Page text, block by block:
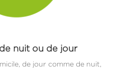
nuit ou de jour
de jour comme de nuit,